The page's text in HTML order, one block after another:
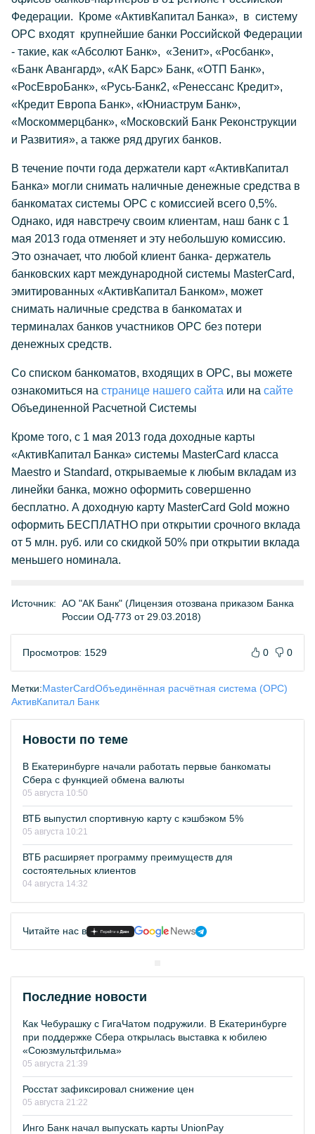
Федерации. Кроме «АктивКапитал Банка», в систему
ОРС входят крупнейшие банки Российской Федерации
- такие, как «Абсолют Банк», «Зенит», «Росбанк»,
«Банк Авангард», «АК Барс» Банк, «ОТП Банк»,
«РосЕвроБанк», «Русь-Банк2, «Ренессанс Кредит»,
«Кредит Европа Банк», «Юниаструм Банк»,
«Москоммерцбанк», «Московский Банк Реконструкции
и Развития», а также ряд других банков.
В течение почти года держатели карт «АктивКапитал
Банка» могли снимать наличные денежные средства в
банкоматах системы ОРС с комиссией всего 0,5%.
Однако, идя навстречу своим клиентам, наш банк с 1
мая 2013 года отменяет и эту небольшую комиссию.
Это означает, что любой клиент банка- держатель
банковских карт международной системы MasterCard,
эмитированных «АктивКапитал Банком», может
снимать наличные средства в банкоматах и
терминалах банков участников ОРС без потери
денежных средств.
Со списком банкоматов, входящих в ОРС, вы можете
ознакомиться на странице нашего сайта или на сайте
Объединенной Расчетной Системы
Кроме того, c 1 мая 2013 года доходные карты
«АктивКапитал Банка» системы MasterCard класса
Maestro и Standard, открываемые к любым вкладам из
линейки банка, можно оформить совершенно
бесплатно. А доходную карту MasterCard Gold можно
оформить БЕСПЛАТНО при открытии срочного вклада
от 5 млн. руб. или со скидкой 50% при открытии вклада
меньшего номинала.
Источник: АО "АК Банк" (Лицензия отозвана приказом Банка
России ОД-773 от 29.03.2018)
Просмотров: 1529 0 0
Метки:MasterCardОбъединённая расчётная система (ОРС)
АктивКапитал Банк
Новости по теме
В Екатеринбурге начали работать первые банкоматы
Сбера с функцией обмена валюты
05 августа 10:50
ВТБ выпустил спортивную карту с кэшбэком 5%
05 августа 10:21
ВТБ расширяет программу преимуществ для
состоятельных клиентов
04 августа 14:32
Читайте нас в
Последние новости
Как Чебурашку с ГигаЧатом подружили. В Екатеринбурге
при поддержке Сбера открылась выставка к юбилею
«Союзмультфильма»
05 августа 21:39
Росстат зафиксировал снижение цен
05 августа 21:22
Инго Банк начал выпускать карты UnionPay